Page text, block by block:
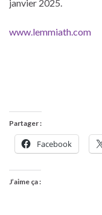
janvier 2025.
www.lemmiath.com
Partager :
Facebook
J’aime ça :